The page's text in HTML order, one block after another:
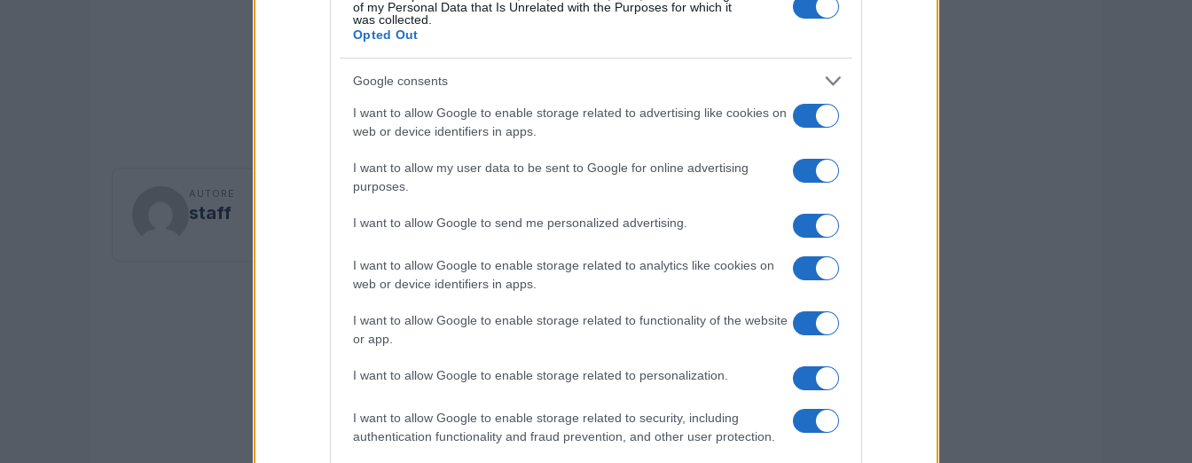
of my Personal Data that Is Unrelated with the Purposes for which it
was collected.
Opted Out
Google consents
I want to allow Google to enable storage related to advertising like cookies on
web or device identifiers in apps.
I want to allow my user data to be sent to Google for online advertising
purposes.
I want to allow Google to send me personalized advertising.
I want to allow Google to enable storage related to analytics like cookies on
web or device identifiers in apps.
I want to allow Google to enable storage related to functionality of the website
or app.
I want to allow Google to enable storage related to personalization.
I want to allow Google to enable storage related to security, including
authentication functionality and fraud prevention, and other user protection.
AUTORE
staff